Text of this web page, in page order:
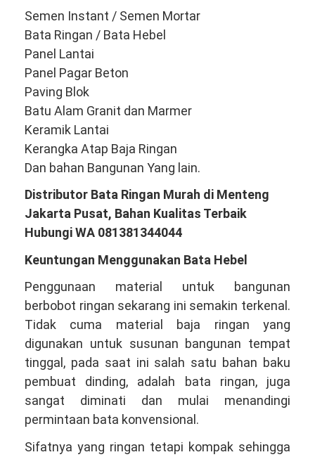
Semen Instant / Semen Mortar
Bata Ringan / Bata Hebel
Panel Lantai
Panel Pagar Beton
Paving Blok
Batu Alam Granit dan Marmer
Keramik Lantai
Kerangka Atap Baja Ringan
Dan bahan Bangunan Yang lain.
Distributor Bata Ringan Murah di Menteng
Jakarta Pusat, Bahan Kualitas Terbaik
Hubungi WA 081381344044
Keuntungan Menggunakan Bata Hebel
Penggunaan material untuk bangunan
berbobot ringan sekarang ini semakin terkenal.
Tidak cuma material baja ringan yang
digunakan untuk susunan bangunan tempat
tinggal, pada saat ini salah satu bahan baku
pembuat dinding, adalah bata ringan, juga
sangat diminati dan mulai menandingi
permintaan bata konvensional.
Sifatnya yang ringan tetapi kompak sehingga